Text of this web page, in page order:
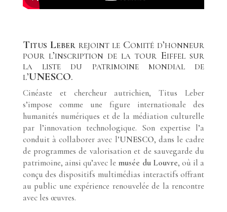
Titus Leberrejoint le Comité d’honneur
pour l’inscription de la tour Eiffel sur
la liste du patrimoine mondial de
l’UNESCO.
Cinéaste et chercheur autrichien, Titus Leber
s’impose comme une figure internationale des
humanités numériques et de la médiation culturelle
par l’innovation technologique. Son expertise l’a
conduit à collaborer avec l’UNESCO, dans le cadre
de programmes de valorisation et de sauvegarde du
patrimoine, ainsi qu’avec le musée du Louvre, où il a
conçu des dispositifs multimédias interactifs offrant
au public une expérience renouvelée de la rencontre
avec les œuvres.